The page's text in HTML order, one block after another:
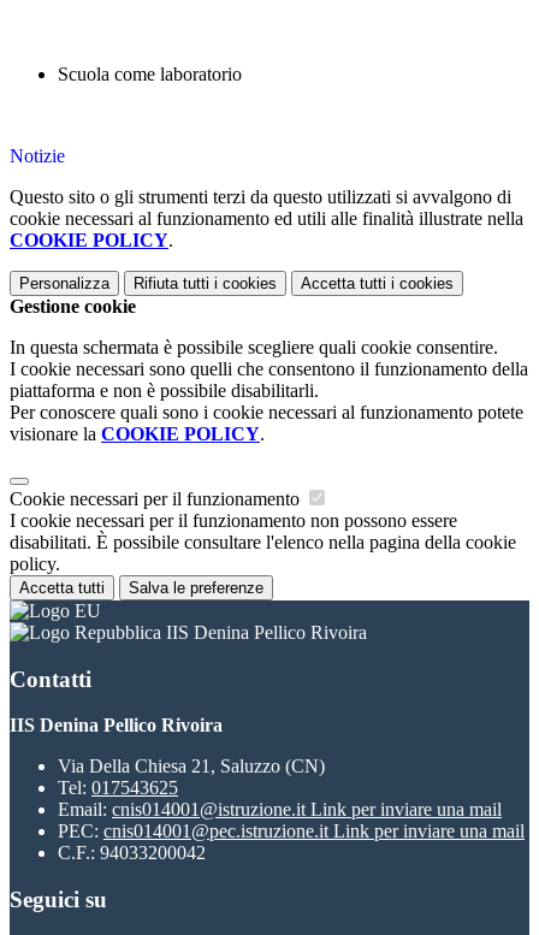
Scuola come laboratorio
Notizie
Questo sito o gli strumenti terzi da questo utilizzati si avvalgono di
cookie necessari al funzionamento ed utili alle finalità illustrate nella
COOKIE POLICY.
Personalizza Rifiuta tutti i cookies Accetta tutti i cookies
Gestione cookie
In questa schermata è possibile scegliere quali cookie consentire.
I cookie necessari sono quelli che consentono il funzionamento della
piattaforma e non è possibile disabilitarli.
Per conoscere quali sono i cookie necessari al funzionamento potete
visionare la COOKIE POLICY.
Cookie necessari per il funzionamento
I cookie necessari per il funzionamento non possono essere
disabilitati. È possibile consultare l'elenco nella pagina della cookie
policy.
Accetta tutti Salva le preferenze
IIS Denina Pellico Rivoira
Contatti
IIS Denina Pellico Rivoira
Via Della Chiesa 21, Saluzzo (CN)
Tel: 017543625
Email: cnis014001@istruzione.itLink per inviare una mail
PEC: cnis014001@pec.istruzione.itLink per inviare una mail
C.F.: 94033200042
Seguici su